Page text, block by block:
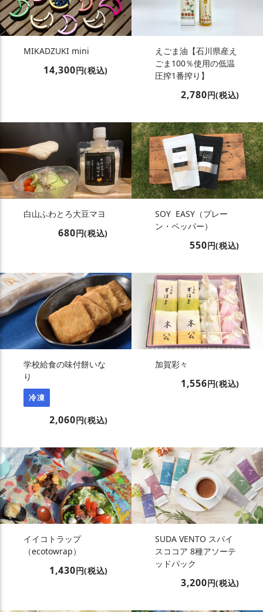
MIKADZUKI mini
14,300円(税込)
えごま油【石川県産え
ごま100％使用の低温
圧搾1番搾り】
2,780円(税込)
白山ふわとろ大豆マヨ
680円(税込)
SOY EASY（プレー
ン・ペッパー）
550円(税込)
学校給食の味付餅いな
り
冷凍
2,060円(税込)
加賀彩々
1,556円(税込)
イイコトラップ
（ecotowrap）
1,430円(税込)
SUDA VENTO スパイ
スココア 8種アソーテ
ッドパック
3,200円(税込)